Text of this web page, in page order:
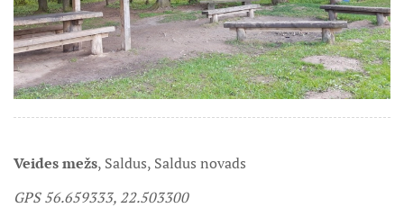
Veides mežs, Saldus, Saldus novads
GPS 56.659333, 22.503300